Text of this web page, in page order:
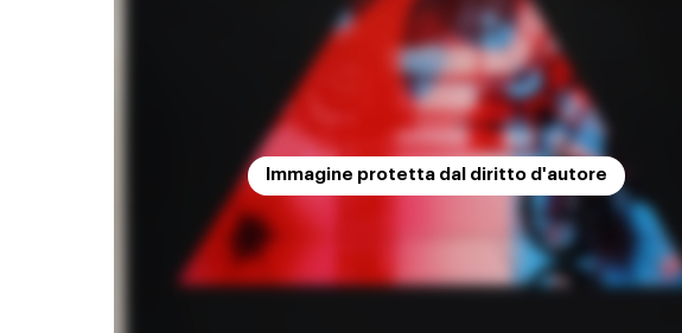
Immagine protetta dal diritto d'autore